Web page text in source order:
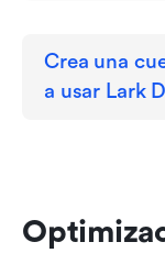
Crea una
a usar Lark